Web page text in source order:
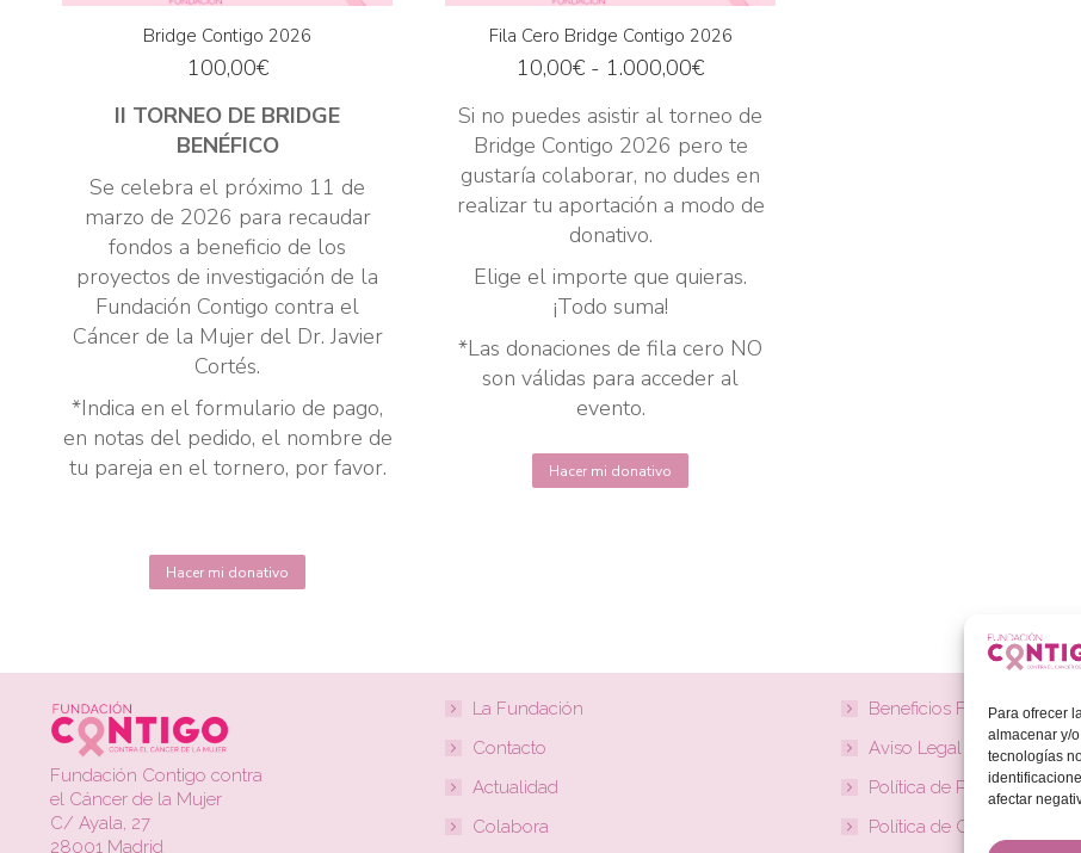
Para ofrecer
almacenar y/
tecnologías
afectar
Bridge Contigo 2026
100,00€
II TORNEO DE BRIDGE
BENÉFICO
Se celebra el próximo 11 de
marzo de 2026 para recaudar
fondos a beneficio de los
proyectos de investigación de la
Fundación Contigo contra el
Cáncer de la Mujer del Dr. Javier
Cortés.
*Indica en el formulario de pago,
en notas del pedido, el nombre de
tu pareja en el tornero, por favor.
Hacer mi donativo
Fila Cero Bridge Contigo 2026
10,00€ - 1.000,00€Rango
precios:
desde
10,00€
hasta
Si no puedes asistir al torneo de
Bridge Contigo 2026 pero te
gustaría colaborar, no dudes en
realizar tu aportación a modo de
donativo.
Elige el importe que quieras.
¡Todo suma!
*Las donaciones de fila cero NO
son válidas para acceder al
evento.
Hacer mi donativo
producto
se
Fundación Contigo contra
el Cáncer de la Mujer
C/ Ayala, 27
28001 Madrid
La Fundación
Contacto
Actualidad
Colabora
Beneficios Fiscales
Aviso Legal
Política de Privacidad
Política de Cookies